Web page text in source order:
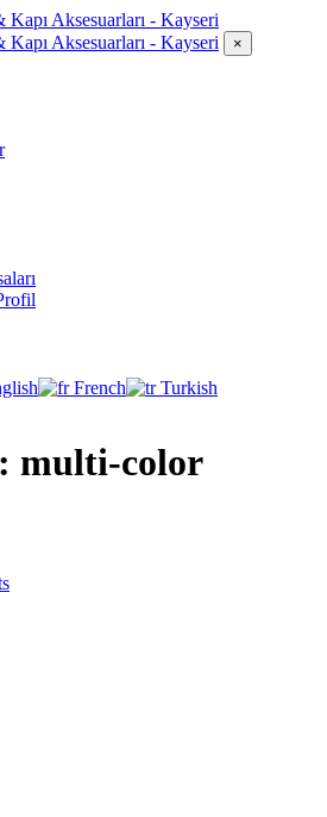
×
French Turkish
multi-color